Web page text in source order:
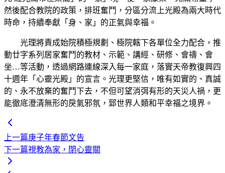
然後配合教院的政策，排班奮鬥，分區分流上光殿為兩大時代
時命，持續奉獻「身、家」的正氣與幸福。
光理將責成始院積極規劃、極院轄下各單位全力配合，推
動廿字系列居家奮鬥的教材、示範、講經、研修、會禱、會
坐…等活動，透過網路連線深入每一家庭，落實天帝教復興四
十週年「心靈光殿」的宣言。光理更堅信，唯有如實的、真誠
的、永不放棄的奮鬥下去，不但可望消弭有形的天災人禍，更
能徹底澄清無形的戾氣邪氛，郅世界人類和平幸福之境界。
上一篇庚子年春節文告
下一篇視教為家，閉心靈關